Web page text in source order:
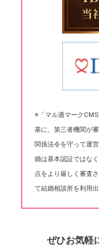
※「マル適マーク
基に、第三者機関が
関係法令を守って運
婚は基本認証ではな
点をより厳しく審査
て結婚相談所を利用
ぜひお気軽